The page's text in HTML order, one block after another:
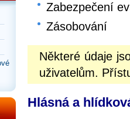
Zabezpečení
Zásobování
Některé údaje
uživatelům.
Hlásná a